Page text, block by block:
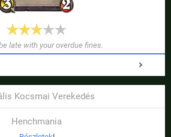
late with your overdue fines.
Kocsmai Verekedés
Henchmania